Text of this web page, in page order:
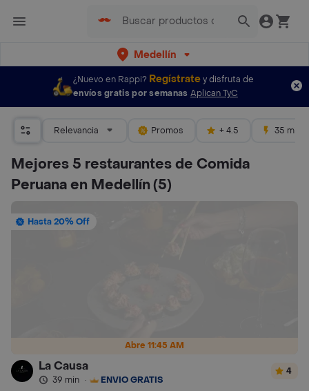
Medellín
¿Nuevo en Rappi? Regístratey disfruta de
envíos gratis por semanas Aplican TyC
Relevancia Promos + 4.5 35 mins
Mejores 5 restaurantes de Comida
Peruana en Medellín(5)
Abre 11:45 AM
Hasta 20% Off
La Causa
39 min · ENVÍO GRATIS
4